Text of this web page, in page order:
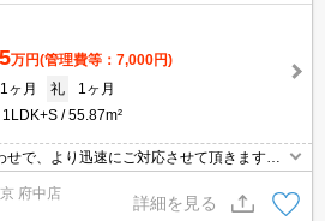
万円(管理費等：7,000円)
1ヶ月 礼
1ヶ月
1LDK+S 55.87m²
せで、より迅速にご対応させて頂きます～
グまで～
府中店
詳細を見る